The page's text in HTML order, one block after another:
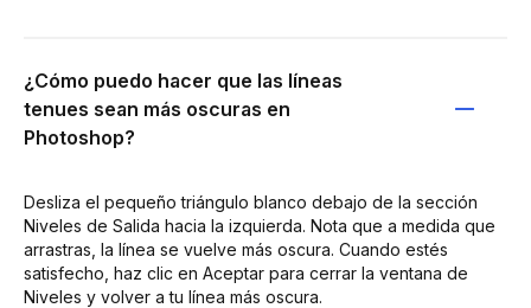
¿Cómo puedo hacer que las líneas
tenues sean más oscuras en
Photoshop?
Desliza el pequeño triángulo blanco debajo de la sección
Niveles de Salida hacia la izquierda. Nota que a medida que
arrastras, la línea se vuelve más oscura. Cuando estés
satisfecho, haz clic en Aceptar para cerrar la ventana de
Niveles y volver a tu línea más oscura.